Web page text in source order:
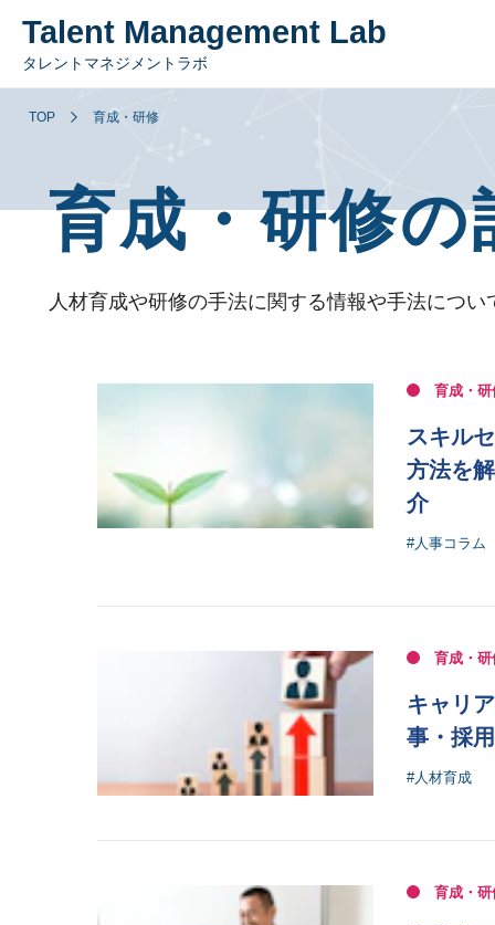
Talent Management Lab
タレントマネジメントラボ
TOP 育成・研修
育成・研修の
人材育成や研修の手法に関する情報や手法につい
育成・研
スキル
方法を
介
#人事コラム
育成・研
キャリ
事・採
#人材育成
育成・研